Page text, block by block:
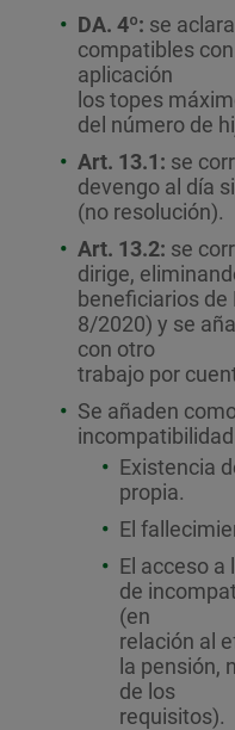
DA. 4º: se
compatibles con
aplicación
los topes
del número de
Art. 13.1: se
devengo al día
(no resolución).
Art. 13.2: se
dirige,
beneficiarios de
8/2020) y se
con otro
trabajo por
Se añaden
Existencia
propia.
El
El acceso a
de
(en
relación al
la pensión,
de los
requisitos).